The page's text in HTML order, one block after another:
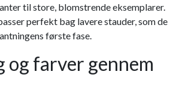
til store, blomstrende eksemplarer.
perfekt bag lavere stauder, som de
første fase.
og farver gennem